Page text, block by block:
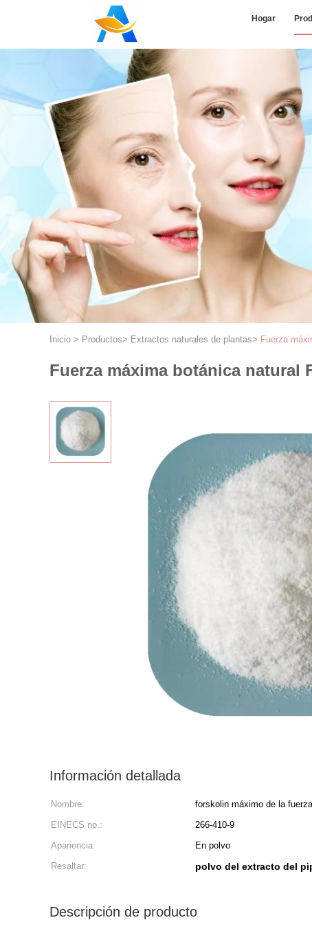
Hogar
Inicio > Productos> Extractos naturales de plantas> Fuerza
Fuerza máxima botánica natural
Información detallada
Nombre: forskolin máximo de la fuerza
EINECS no.:
266-410-9
Apariencia:
En polvo
Resaltar:
polvo del extracto del
Descripción de producto